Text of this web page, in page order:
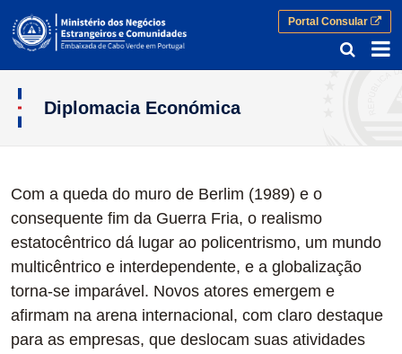
Portal Consular
Diplomacia Económica
Diplomacia Económica
Com a queda do muro de Berlim (1989) e o
consequente fim da Guerra Fria, o realismo
estatocêntrico dá lugar ao policentrismo, um mundo
multicêntrico e interdependente, e a globalização
torna-se imparável. Novos atores emergem e
afirmam na arena internacional, com claro destaque
para as empresas, que deslocam suas atividades